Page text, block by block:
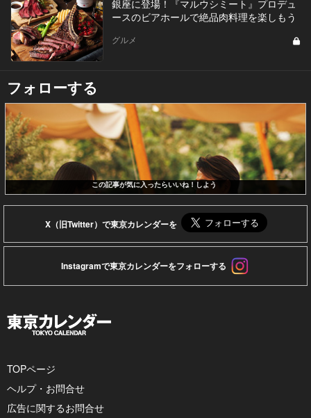
銀座に登場！『マルウシミート』プロデュ
ースのビアホールで絶品肉料理を楽しもう
グルメ
フォローする
この記事が気に入ったらいいね！しよう
X（旧Twitter）で東京カレンダーを
Instagramで東京カレンダーをフォローする
TOPページ
ヘルプ・お問合せ
広告に関するお問合せ